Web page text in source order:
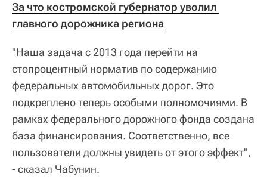
За что костромской губернатор уволил
главного дорожника региона
"Наша задача с 2013 года перейти на
стопроцентный норматив по содержанию
федеральных автомобильных дорог. Это
подкреплено теперь особыми полномочиями. В
рамках федерального дорожного фонда создана
база финансирования. Соответственно, все
пользователи должны увидеть от этого эффект",
- сказал Чабунин.